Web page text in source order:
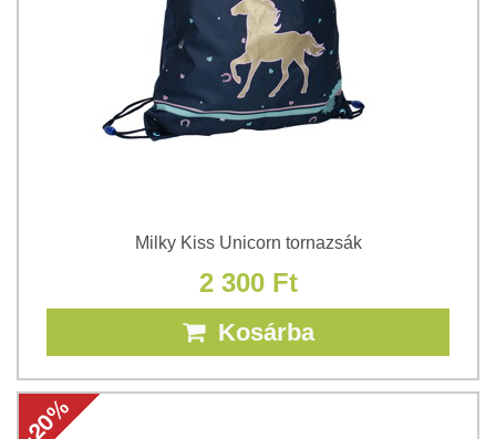
Milky Kiss Unicorn tornazsák
2 300 Ft
Kosárba